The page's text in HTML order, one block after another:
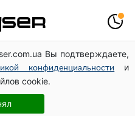
Вы подтверждаете,
конфиденциальности
и
cookie.
Конотопський вивів
через фіктивну фірму в
далеко не все: фронтмен
наступним